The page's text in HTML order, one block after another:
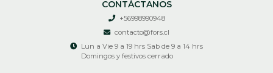
CONTÁCTANOS
+56998990948
contacto@fors.cl
Lun a Vie 9 a 19 hrs Sab de 9 a 14 hrs
Domingos y festivos cerrado